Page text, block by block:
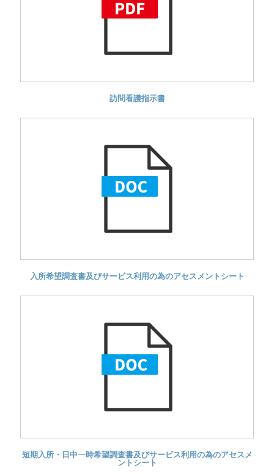
訪問看護指示書
入所希望調査書及びサービス利用の為のアセスメントシート
短期入所・日中一時希望調査書及びサービス利用の為のアセスメ
ントシート